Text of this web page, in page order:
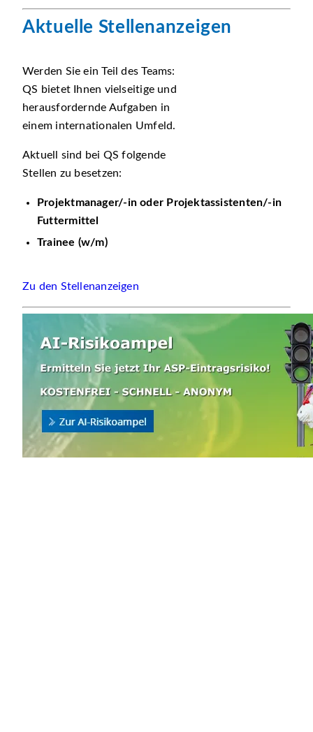
Aktuelle Stellenanzeigen
Werden Sie ein Teil des Teams:
QS bietet Ihnen vielseitige und
herausfordernde Aufgaben in
einem internationalen Umfeld.
Aktuell sind bei QS folgende
Stellen zu besetzen:
Projektmanager/-in oder Projektassistenten/-in
Futtermittel
Trainee (w/m)
Zu den Stellenanzeigen